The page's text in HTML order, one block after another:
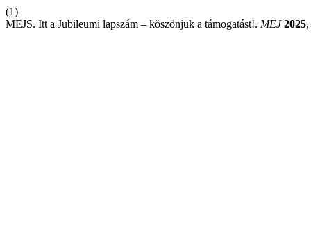
(1)
MEJS. Itt a Jubileumi lapszám – köszönjük a támogatást!. MEJ 2025,